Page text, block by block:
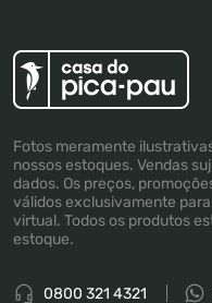
Fotos meramente
nossos estoques. Vendas
dados. Os preços,
válidos exclusivamente
virtual. Todos os produtos
estoque.
0800 321 4321